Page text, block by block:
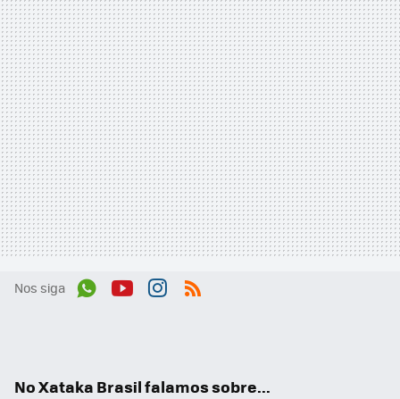
Nos siga
No Xataka Brasil falamos sobre...